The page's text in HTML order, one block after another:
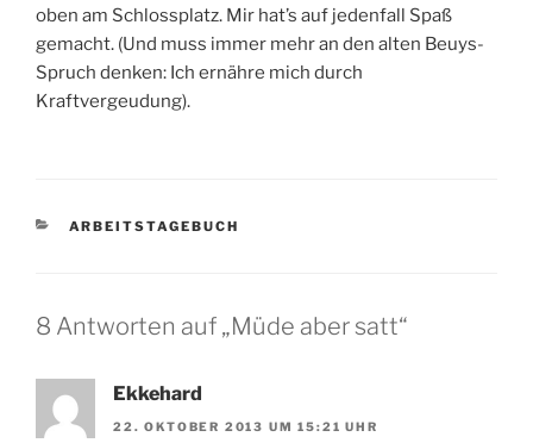
oben am Schlossplatz. Mir hat’s auf jedenfall Spaß
gemacht. (Und muss immer mehr an den alten Beuys-
Spruch denken: Ich ernähre mich durch
Kraftvergeudung).
KATEGORIEN
ARBEITSTAGEBUCH
8 Antworten auf „Müde aber satt“
Ekkehard
22. OKTOBER 2013 UM 15:21 UHR